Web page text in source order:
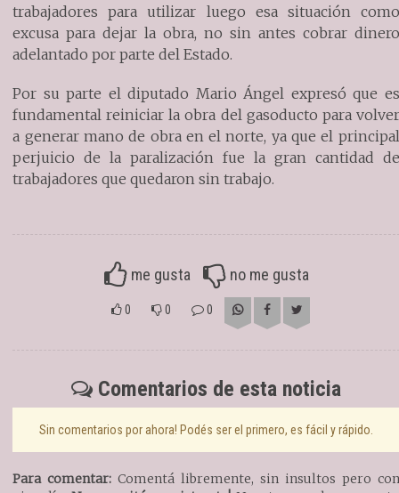
trabajadores para utilizar luego esa situación como
excusa para dejar la obra, no sin antes cobrar dinero
adelantado por parte del Estado.
Por su parte el diputado Mario Ángel expresó que es
fundamental reiniciar la obra del gasoducto para volver
a generar mano de obra en el norte, ya que el principal
perjuicio de la paralización fue la gran cantidad de
trabajadores que quedaron sin trabajo.
me gusta no me gusta
0 0 0
Comentarios de esta noticia
Sin comentarios por ahora! Podés ser el primero, es fácil y rápido.
Para comentar: Comentá libremente, sin insultos pero con